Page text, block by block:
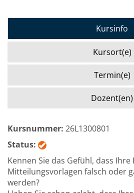
Kursinfo
Kursort(e)
Termin(e)
Dozent(en)
Kursnummer: 26L1300801
Status:
Kennen Sie das Gefühl, dass
Mitteilungsvorlagen falsch oder
werden?